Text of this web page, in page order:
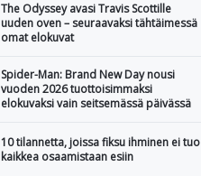
The Odyssey avasi Travis Scottille
uuden oven – seuraavaksi tähtäimessä
omat elokuvat
Spider-Man: Brand New Day nousi
vuoden 2026 tuottoisimmaksi
elokuvaksi vain seitsemässä päivässä
10 tilannetta, joissa fiksu ihminen ei tuo
kaikkea osaamistaan esiin